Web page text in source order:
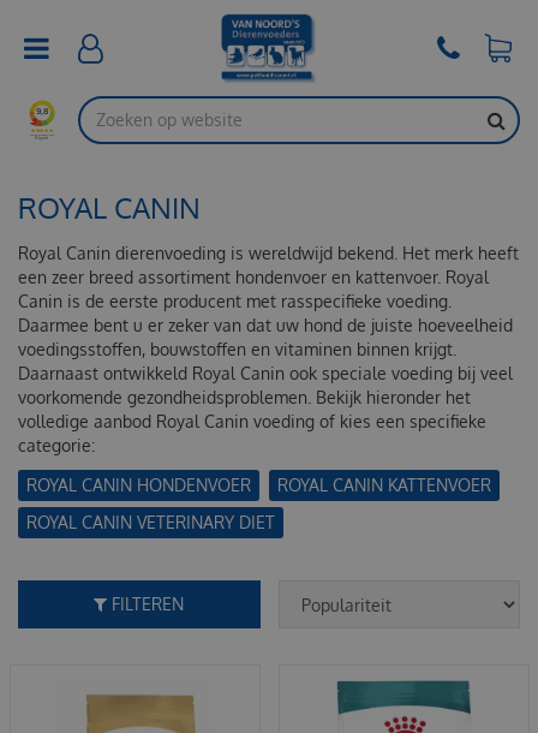
ROYAL CANIN
Royal Canin dierenvoeding is wereldwijd bekend. Het merk heeft
een zeer breed assortiment hondenvoer en kattenvoer. Royal
Canin is de eerste producent met rasspecifieke voeding.
Daarmee bent u er zeker van dat uw hond de juiste hoeveelheid
voedingsstoffen, bouwstoffen en vitaminen binnen krijgt.
Daarnaast ontwikkeld Royal Canin ook speciale voeding bij veel
voorkomende gezondheidsproblemen. Bekijk hieronder het
volledige aanbod Royal Canin voeding of kies een specifieke
categorie:
ROYAL CANIN HONDENVOER
ROYAL CANIN KATTENVOER
ROYAL CANIN VETERINARY DIET
FILTEREN